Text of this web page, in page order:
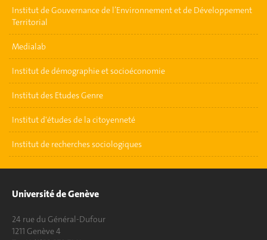
Institut de Gouvernance de l’Environnement et de Développement
Territorial
Medialab
Institut de démographie et socioéconomie
Institut des Etudes Genre
Institut d'études de la citoyenneté
Institut de recherches sociologiques
Université de Genève
24 rue du Général-Dufour
1211 Genève 4